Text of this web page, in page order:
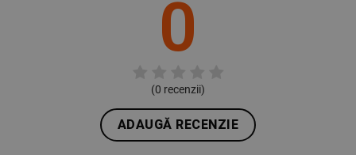
0
(0 recenzii)
ADAUGĂ RECENZIE